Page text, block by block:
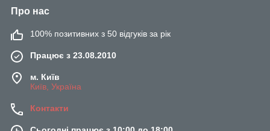
Про нас
100% позитивних з 50 відгуків за рік
Працює з 23.08.2010
м. Київ
Київ, Україна
Контакти